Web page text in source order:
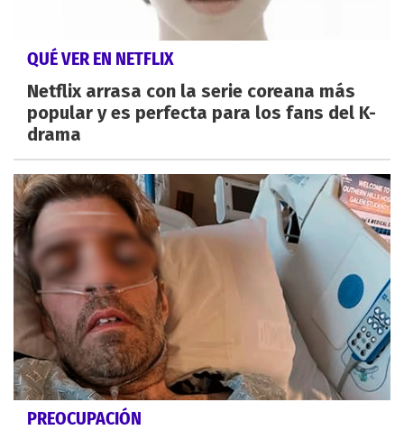
QUÉ VER EN NETFLIX
Netflix arrasa con la serie coreana más
popular y es perfecta para los fans del K-
drama
PREOCUPACIÓN